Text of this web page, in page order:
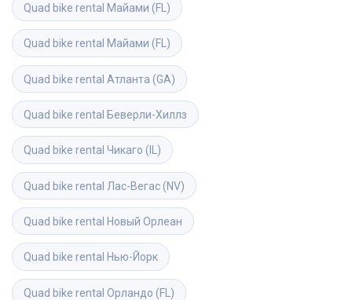
Quad bike rental Майами (FL)
Quad bike rental Майами (FL)
Quad bike rental Атланта (GA)
Quad bike rental Беверли-Хиллз
Quad bike rental Чикаго (IL)
Quad bike rental Лас-Вегас (NV)
Quad bike rental Новый Орлеан
Quad bike rental Нью-Йорк
Quad bike rental Орландо (FL)